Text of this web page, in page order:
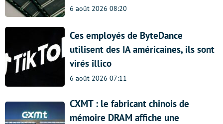
6 août 2026 08:20
Ces employés de ByteDance
utilisent des IA américaines, ils sont
virés illico
6 août 2026 07:11
CXMT : le fabricant chinois de
mémoire DRAM affiche une